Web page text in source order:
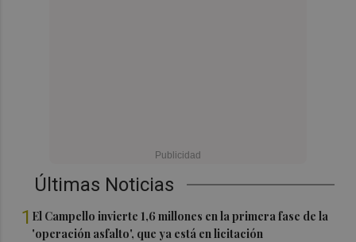
Últimas Noticias
1 El Campello invierte 1,6 millones en la primera fase de la
'operación asfalto', que ya está en licitación